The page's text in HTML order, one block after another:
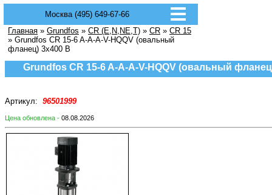
Москва (495) 649-67-66
Главная » Grundfos » CR (E,N,NE,T) » CR » CR 15
» Grundfos CR 15-6 A-A-A-V-HQQV (овальный
фланец) 3х400 В
Grundfos CR 15-6 A-A-A-V-HQQV (овальный
Артикул: 96501999
Цена обновлена - 08.08.2026